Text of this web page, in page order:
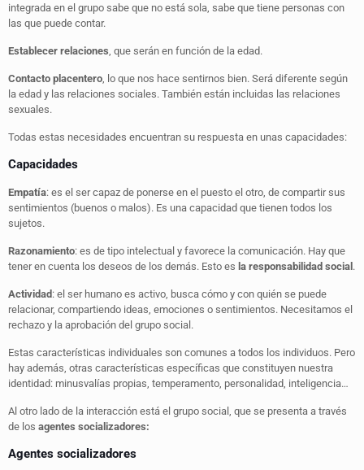
integrada en el grupo sabe que no está sola, sabe que tiene personas con
las que puede contar.
Establecer relaciones , que serán en función de la edad.
Contacto placentero , lo que nos hace sentirnos bien. Será diferente según
la edad y las relaciones sociales. También están incluidas las relaciones
sexuales.
Todas estas necesidades encuentran su respuesta en unas capacidades:
Capacidades
Empatía: es el ser capaz de ponerse en el puesto el otro, de compartir sus
sentimientos (buenos o malos). Es una capacidad que tienen todos los
sujetos.
Razonamiento: es de tipo intelectual y favorece la comunicación. Hay que
tener en cuenta los deseos de los demás. Esto es la responsabilidad social.
Actividad: el ser humano es activo, busca cómo y con quién se puede
relacionar, compartiendo ideas, emociones o sentimientos. Necesitamos el
rechazo y la aprobación del grupo social.
Estas características individuales son comunes a todos los individuos. Pero
hay además, otras características específicas que constituyen nuestra
identidad: minusvalías propias, temperamento, personalidad, inteligencia…
Al otro lado de la interacción está el grupo social, que se presenta a través
de los agentes socializadores:
Agentes socializadores